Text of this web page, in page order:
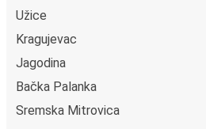
Užice
Kragujevac
Jagodina
Bačka Palanka
Sremska Mitrovica